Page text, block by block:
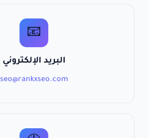
📧
البريد الإلكتروني
seo@rankxseo.com